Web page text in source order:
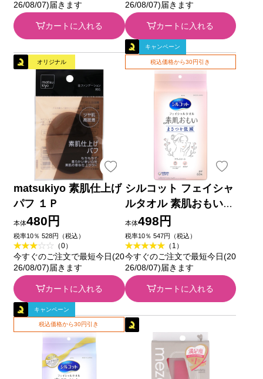
26/08/07)届きます
カートに入れる
26/08/07)届きます
カートに入れる
オリジナル
matsukiyo 素肌仕上げ
パフ １Ｐ
本体480円
税率10％ 528円（税込）
（0）
今すぐのご注文で最短今日(20
26/08/07)届きます
カートに入れる
キャンペーン
税込価格から30円引き
シルコット フェイシャ
ルタオル 素肌おもい
フェイスタオル フェイ
スペーパー 使い捨てタ
オル ６０枚 ユニ・チ
ャーム
本体498円
税率10％ 547円（税込）
（1）
今すぐのご注文で最短今日(20
26/08/07)届きます
カートに入れる
キャンペーン
税込価格から30円引き